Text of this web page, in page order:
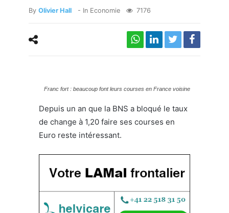
By Olivier Hall - In Economie 7176
Franc fort : beaucoup font leurs courses en France voisine
Depuis un an que la BNS a bloqué le taux
de change à 1,20 faire ses courses en
Euro reste intéressant.